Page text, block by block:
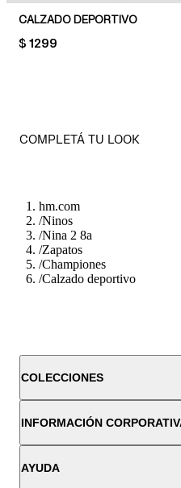
CALZADO DEPORTIVO
PRICE:
$ 1299
COMPLETÁ TU LOOK
hm.com
/Ninos
/Nina 2 8a
/Zapatos
/Championes
/Calzado deportivo
COLECCIONES
INFORMACIÓN
AYUDA